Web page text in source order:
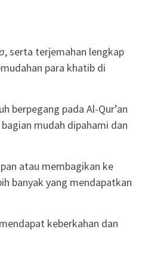
, serta terjemahan lengkap
para khatib di
berpegang pada Al-Qur’an
mudah dipahami dan
atau membagikan ke
banyak yang mendapatkan
keberkahan dan